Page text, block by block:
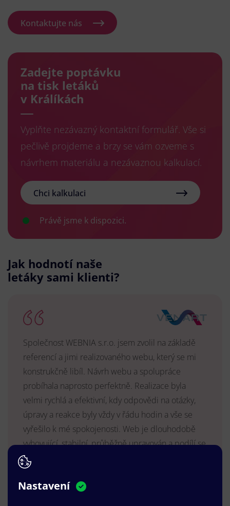
Kontaktujte nás
Zadejte poptávku
na tisk letáků
v Králíkách
Vyplňte nezávazný kontaktní formulář. Vše si
pečlivě projdeme a brzy se vám ozveme s
návrhem materiálu a nezávaznou kalkulací.
Chci kalkulaci
Právě jsme k dispozici.
Jak hodnotí naše
letáky sami klienti?
Společnost WEBNIA s.r.o. jsem zvolil na základě
referencí a jimi realizovaného webu, který se mi
konstrukčně libíl. Návrh webu a spolupráce
probíhala naprosto perfektně. Realizace byla
velmi rychlá a efektivní, kdy odpovědi na otázky,
úpravy a reakce byly vždy v řádu hodin a vše se
vyřešilo k mé spokojenosti. Web je dlouhodobě
vyhovující, stabilní, průběžně upravován a podílí se
na pozitivním vnímání naší značky.
MUDr. Radek Vyšohlíd
VENART s.r.o.
Nastavení